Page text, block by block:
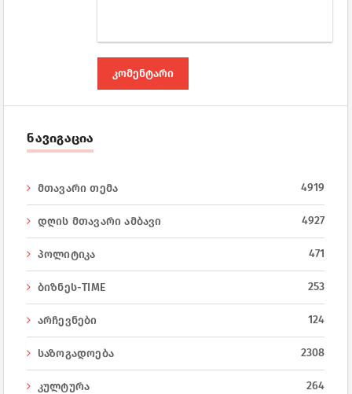
ნავიგაცია
მთავარი თემა 4919
დღის მთავარი ამბავი 4927
პოლიტიკა 471
ბიზნეს-TIME 253
არჩევნები 124
საზოგადოება 2308
კულტურა 264